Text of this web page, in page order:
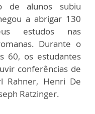
de alunos subiu
a abrigar 130
estudos nas
Durante o
60, os estudantes
conferências de
Rahner, Henri De
Ratzinger.